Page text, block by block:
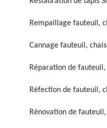
Rénovation de fauteuil,
Rempaillage fauteuil,
Cannage fauteuil,
Réparation de fauteuil,
Réfection de fauteuil,
Rénovation de